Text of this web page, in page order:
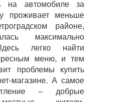
на автомобиле за
проживает меньше
районе,
максимально
легко найти
меню, и тем
проблемы купить
магазине. А самое
– добрые